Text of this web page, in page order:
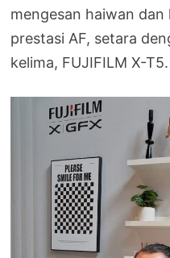
mengesan haiwan
prestasi AF, setara
kelima, FUJIFILM X-T5.